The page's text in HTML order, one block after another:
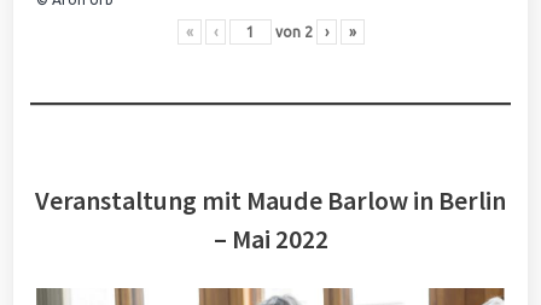
« ‹ von 2 › »
Veranstaltung mit Maude Barlow in Berlin
– Mai 2022